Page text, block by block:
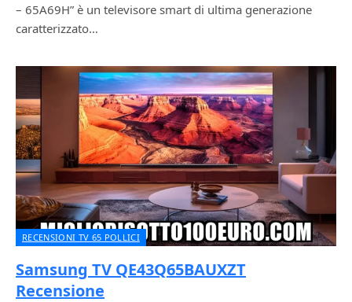
– 65A69H” è un televisore smart di ultima generazione
caratterizzato…
RECENSIONI TV 65 POLLICI
Samsung TV QE43Q65BAUXZT
Recensione